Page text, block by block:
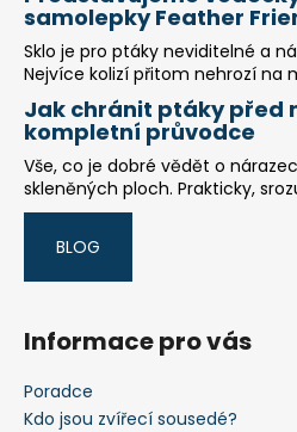
samolepky Feather
Sklo je pro ptáky neviditelné a
Nejvíce kolizí přitom nehrozí na
Jak chránit ptáky před
kompletní průvodce
Vše, co je dobré vědět o
skleněných ploch. Prakticky,
BLOG
Informace pro vás
Poradce
Kdo jsou zvířecí sousedé?